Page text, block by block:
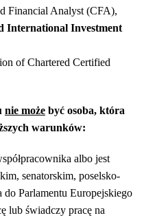
Financial Analyst (CFA),
International Investment
of Chartered Certified
nie może być osoba, która
warunków:
albo jest
senatorskim, poselsko-
do Parlamentu Europejskiego
lub świadczy pracę na